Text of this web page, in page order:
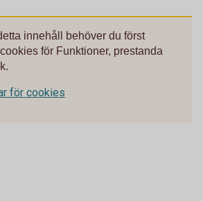
innehåll behöver du först
för Funktioner, prestanda
för cookies